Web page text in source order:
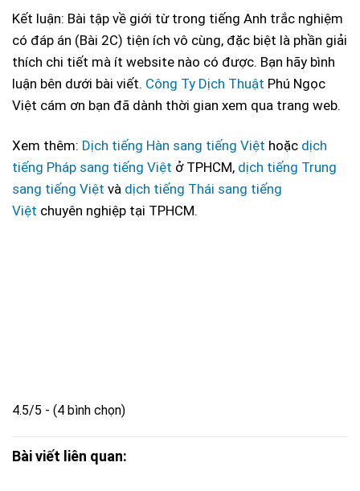
Kết luận: Bài tập về giới từ trong tiếng Anh trắc nghiệm
có đáp án (Bài 2C) tiện ích vô cùng, đặc biệt là phần giải
thích chi tiết mà ít website nào có được. Bạn hãy bình
luận bên dưới bài viết. Công Ty Dịch Thuật Phú Ngọc
Việt cám ơn bạn đã dành thời gian xem qua trang web.
Xem thêm: Dịch tiếng Hàn sang tiếng Việt hoặc dịch
tiếng Pháp sang tiếng Việt ở TPHCM, dịch tiếng Trung
sang tiếng Việt và dịch tiếng Thái sang tiếng
Việt chuyên nghiệp tại TPHCM.
4.5/5 - (4 bình chọn)
Bài viết liên quan: